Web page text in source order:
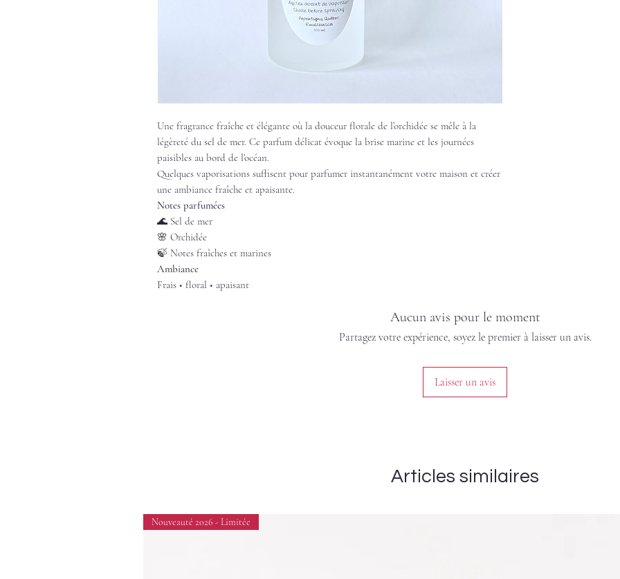
Une fragrance fraîche et élégante où la douceur florale de l’orchidée se mêle à la
légèreté du sel de mer. Ce parfum délicat évoque la brise marine et les journées
paisibles au bord de l’océan.
Quelques vaporisations suffisent pour parfumer instantanément votre maison et créer
une ambiance fraîche et apaisante.
Notes parfumées
🌊 Sel de mer
🌸 Orchidée
🍃 Notes fraîches et marines
Ambiance
Frais • floral • apaisant
Aucun avis pour le moment
Partagez votre expérience, soyez le premier à laisser un avis.
Laisser un avis
Articles similaires
Nouveauté 2026 - Limitée